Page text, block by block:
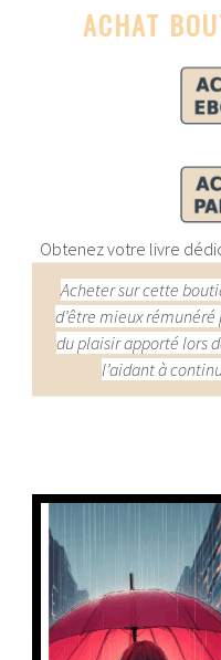
ACHAT
Obtenez votre livre
Acheter sur cette
d’être mieux
du plaisir apporté lors
l’aidant à